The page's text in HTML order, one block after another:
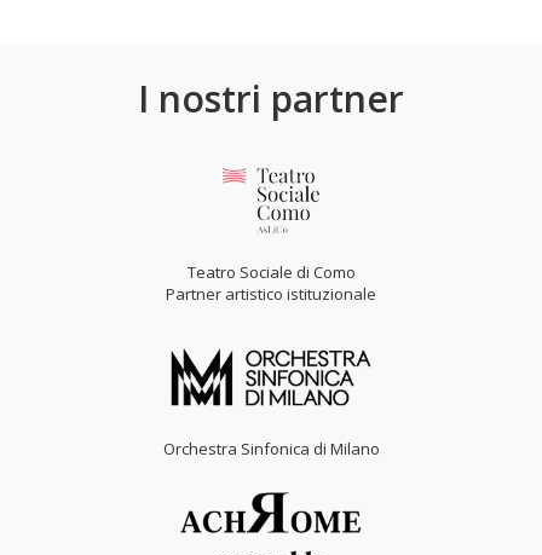
I nostri partner
Teatro Sociale di Como
Partner artistico istituzionale
Orchestra Sinfonica di Milano